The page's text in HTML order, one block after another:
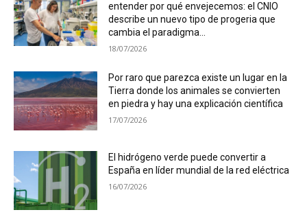
entender por qué envejecemos: el CNIO
describe un nuevo tipo de progeria que
cambia el paradigma...
18/07/2026
Por raro que parezca existe un lugar en la
Tierra donde los animales se convierten
en piedra y hay una explicación científica
17/07/2026
El hidrógeno verde puede convertir a
España en líder mundial de la red eléctrica
16/07/2026